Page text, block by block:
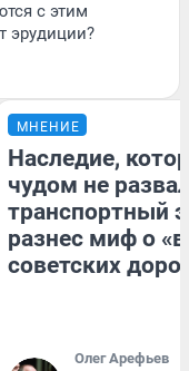
с этим
эрудиции?
МНЕНИЕ
Наследие,
чудом не
транспортный
разнес миф о
советских
Олег Арефьев